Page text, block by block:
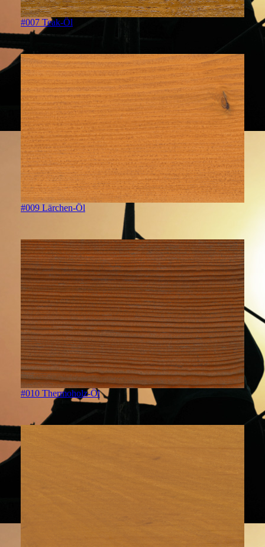
#007 Teak-Öl
#009 Lärchen-Öl
#010 Thermoholz-Öl